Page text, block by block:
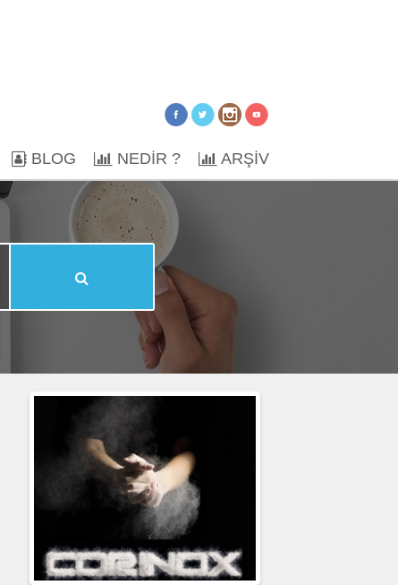
BLOG NEDİR ? ARŞİV